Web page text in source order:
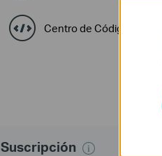
Centro de Códigos GPL
Suscripción